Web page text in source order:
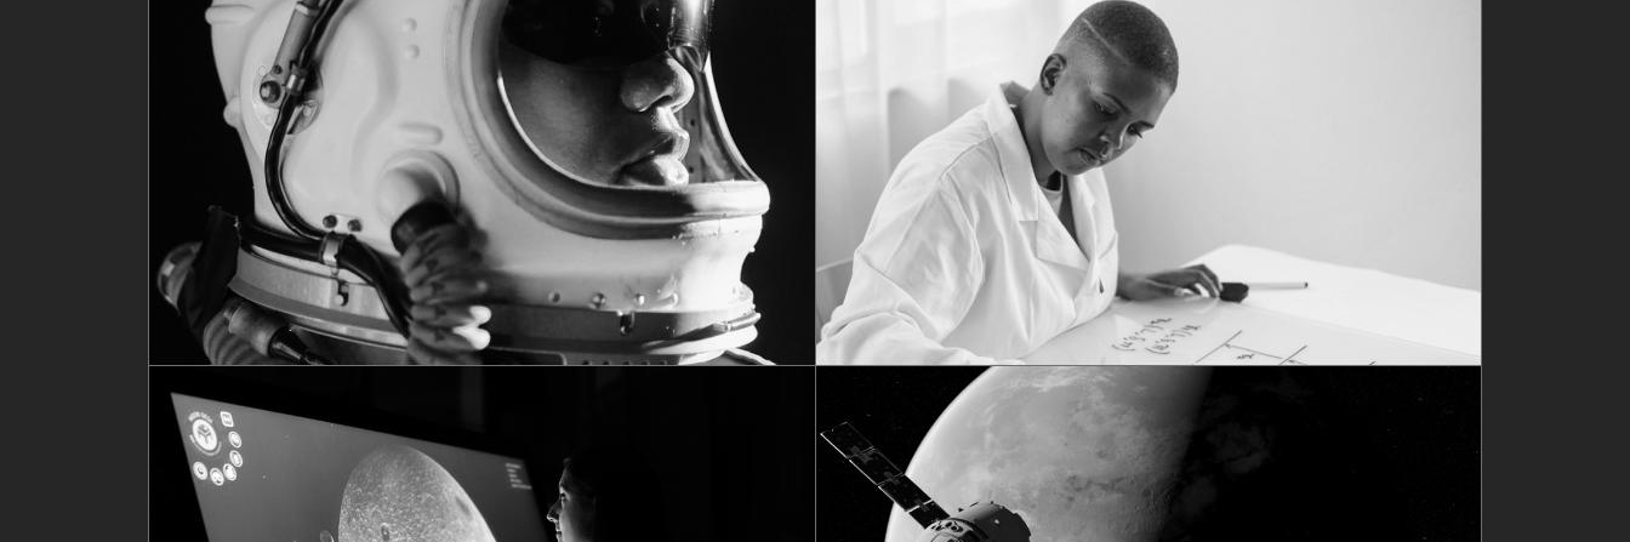
Tech
Visual Identity
Tech
Cloud Computing